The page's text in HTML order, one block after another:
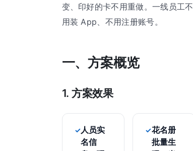
变、印好的卡不用重做。一线员工不
用装 App、不用注册账号。
一、方案概览
1. 方案效果
人员实
名信
花名册
批量生